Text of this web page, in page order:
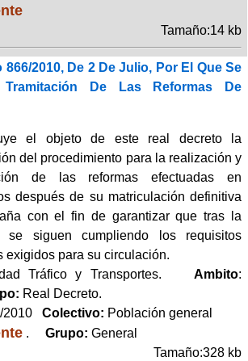
Tamaño:14 kb
866/2010, De 2 De Julio, Por El Que Se
De Las Reformas De
el objeto de este real decreto la
del procedimiento para la realización y
de las reformas efectuadas en
después de su matriculación definitiva
con el fin de garantizar que tras la
se siguen cumpliendo los requisitos
exigidos para su circulación.
Tráfico y Transportes. Ambito:
Real Decreto.
2010 Colectivo: Población general
. Grupo: General
Tamaño:328 kb